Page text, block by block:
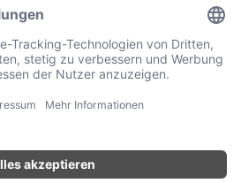
Zusammenarbeit